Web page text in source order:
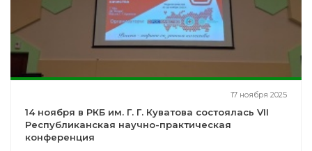
17 ноября 2025
14 ноября в РКБ им. Г. Г. Куватова состоялась VII
Республиканская научно-практическая
конференция